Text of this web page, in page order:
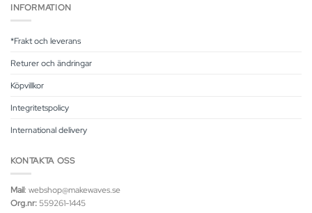
INFORMATION
*Frakt och leverans
Returer och ändringar
Köpvillkor
Integritetspolicy
International delivery
KONTAKTA OSS
Mail: webshop@makewaves.se
Org.nr: 559261-1445